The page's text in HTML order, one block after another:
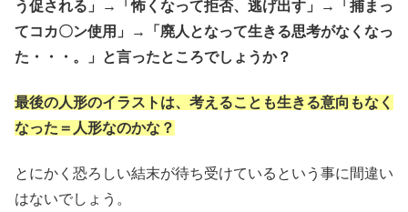
う促される」→「怖くなって拒否、逃げ出す」→「捕まっ
てコカ〇ン使用」→「廃人となって生きる思考がなくなっ
た・・・。」と言ったところでしょうか？
最後の人形のイラストは、考えることも生きる意向もなく
なった＝人形なのかな？
とにかく恐ろしい結末が待ち受けているという事に間違い
はないでしょう。